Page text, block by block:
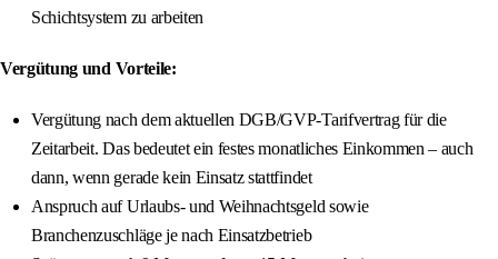
Schichtsystem zu arbeiten
Vergütung und Vorteile:
Vergütung nach dem aktuellen DGB/GVP-Tarifvertrag für die
Zeitarbeit. Das bedeutet ein festes monatliches Einkommen – auch
dann, wenn gerade kein Einsatz stattfindet
Anspruch auf Urlaubs- und Weihnachtsgeld sowie
Branchenzuschläge je nach Einsatzbetrieb